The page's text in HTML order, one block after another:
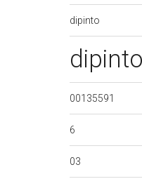
dipinto
00135591
6
03